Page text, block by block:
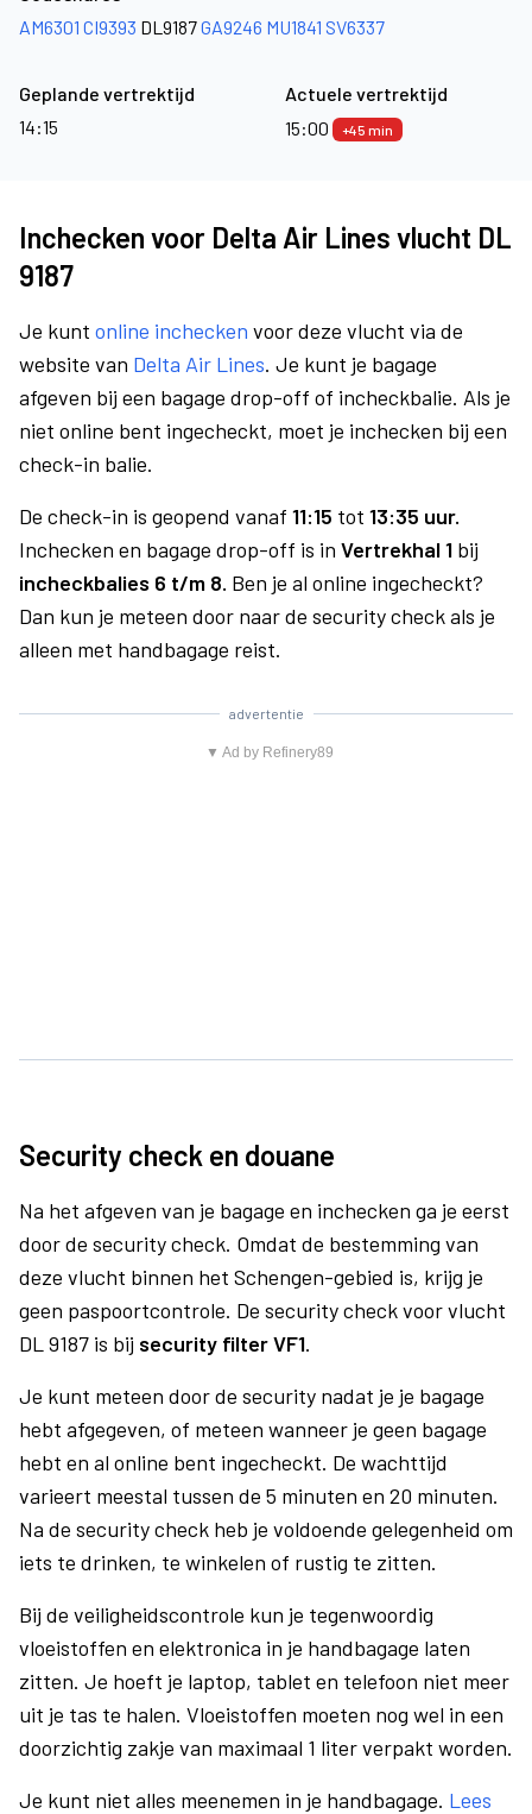
AM6301 CI9393 DL9187GA9246 MU1841 SV6337
Geplande vertrektijd
14:15
Actuele vertrektijd
15:00
+45 min
Inchecken voor Delta Air Lines vlucht DL
9187
Je kunt online inchecken voor deze vlucht via de
website van Delta Air Lines. Je kunt je bagage
afgeven bij een bagage drop-off of incheckbalie. Als je
niet online bent ingecheckt, moet je inchecken bij een
check-in balie.
De check-in is geopend vanaf 11:15 tot 13:35 uur.
Inchecken en bagage drop-off is in Vertrekhal 1 bij
incheckbalies 6 t/m 8. Ben je al online ingecheckt?
Dan kun je meteen door naar de security check als je
alleen met handbagage reist.
advertentie
▼ Ad by Refinery89
Security check en douane
Na het afgeven van je bagage en inchecken ga je eerst
door de security check. Omdat de bestemming van
deze vlucht binnen het Schengen-gebied is, krijg je
geen paspoortcontrole. De security check voor vlucht
DL 9187 is bij security filter VF1.
Je kunt meteen door de security nadat je je bagage
hebt afgegeven, of meteen wanneer je geen bagage
hebt en al online bent ingecheckt. De wachttijd
varieert meestal tussen de 5 minuten en 20 minuten.
Na de security check heb je voldoende gelegenheid om
iets te drinken, te winkelen of rustig te zitten.
Bij de veiligheidscontrole kun je tegenwoordig
vloeistoffen en elektronica in je handbagage laten
zitten. Je hoeft je laptop, tablet en telefoon niet meer
uit je tas te halen. Vloeistoffen moeten nog wel in een
doorzichtig zakje van maximaal 1 liter verpakt worden.
Je kunt niet alles meenemen in je handbagage. Lees